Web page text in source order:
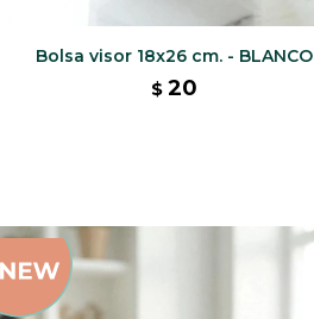
Bolsa visor 18x26 cm. - BLANCO
$ 20